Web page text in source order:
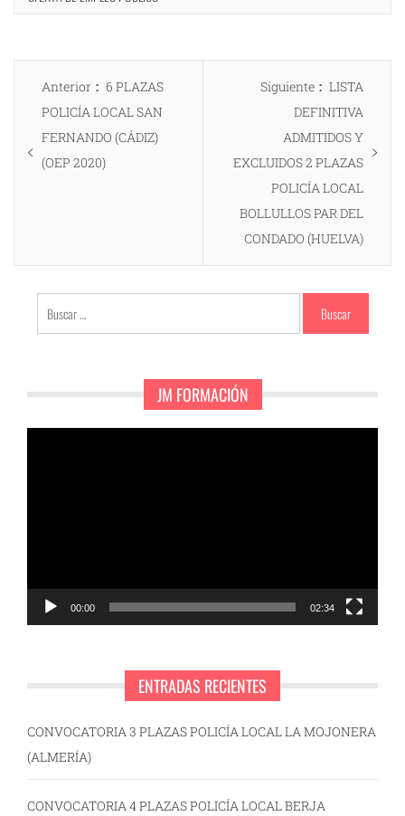
Navegación
entradas
Anterior
Entrada
anterior:
6 PLAZAS
POLICÍA LOCAL SAN
FERNANDO (CÁDIZ)
(OEP 2020)
Siguiente
Entrada
siguiente:
LISTA
DEFINITIVA
ADMITIDOS Y
EXCLUIDOS 2 PLAZAS
POLICÍA LOCAL
BOLLULLOS PAR DEL
CONDADO (HUELVA)
Buscar:
JM FORMACIÓN
00:00 02:34
ENTRADAS RECIENTES
CONVOCATORIA 3 PLAZAS POLICÍA LOCAL LA MOJONERA
(ALMERÍA)
CONVOCATORIA 4 PLAZAS POLICÍA LOCAL BERJA